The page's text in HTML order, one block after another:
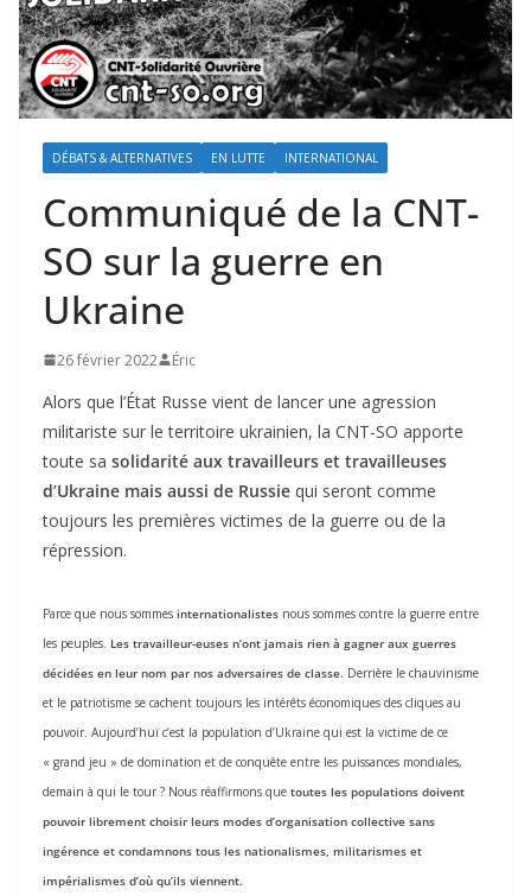
DÉBATS & ALTERNATIVES EN LUTTE INTERNATIONAL
Communiqué de la CNT-
SO sur la guerre en
Ukraine
26 février 2022 Éric
Alors que l’État Russe vient de lancer une agression
militariste sur le territoire ukrainien, la CNT-SO apporte
toute sa solidarité aux travailleurs et travailleuses
d’Ukraine mais aussi de Russie qui seront comme
toujours les premières victimes de la guerre ou de la
répression.
Parce que nous sommes internationalistes nous sommes contre la guerre entre
les peuples. Les travailleur-euses n’ont jamais rien à gagner aux guerres
décidées en leur nom par nos adversaires de classe. Derrière le chauvinisme
et le patriotisme se cachent toujours les intérêts économiques des cliques au
pouvoir. Aujourd’hui c’est la population d’Ukraine qui est la victime de ce
« grand jeu » de domination et de conquête entre les puissances mondiales,
demain à qui le tour ? Nous réaffirmons que toutes les populations doivent
pouvoir librement choisir leurs modes d’organisation collective sans
ingérence et condamnons tous les nationalismes, militarismes et
impérialismes d’où qu’ils viennent.